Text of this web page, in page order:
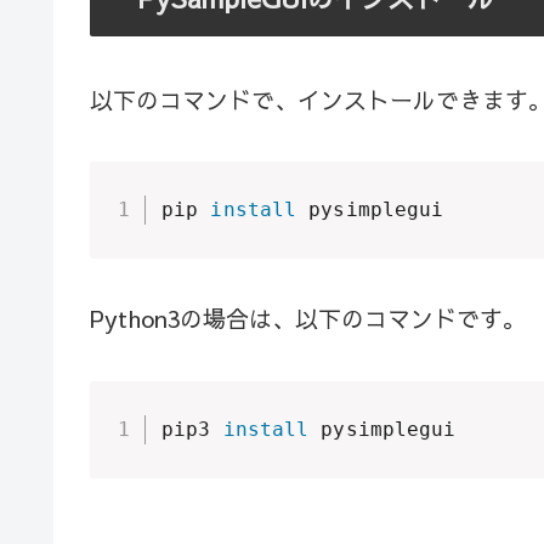
以下のコマンドで、インストールできます
pip install pysimplegui
Python3の場合は、以下のコマンドです。
pip3 install pysimplegui